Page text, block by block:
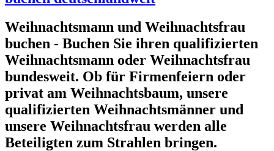
Weihnachtsmann und Weihnachtsfrau
buchen - Buchen Sie ihren qualifizierten
Weihnachtsmann oder Weihnachtsfrau
bundesweit. Ob für Firmenfeiern oder
privat am Weihnachtsbaum, unsere
qualifizierten Weihnachtsmänner und
unsere Weihnachtsfrau werden alle
Beteiligten zum Strahlen bringen.